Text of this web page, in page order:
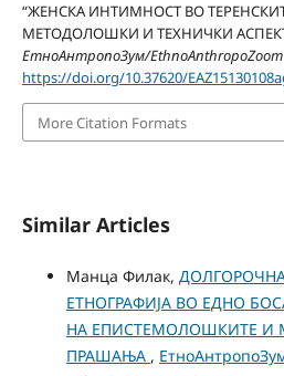
“ЖЕНСКА ИНТИМНОСТ ВО
МЕТОДОЛОШКИ И ТЕХНИЧКИ
ЕтноАнтропоЗум/EthnoAnthropoZoom
https://doi.org/10.37620/
More Citation Formats
Similar Articles
Манца Филак,
ЕТНОГРАФИЈА ВО ЕДНО
НА ЕПИСТЕМОЛОШКИТЕ И
ПРАШАЊА ,